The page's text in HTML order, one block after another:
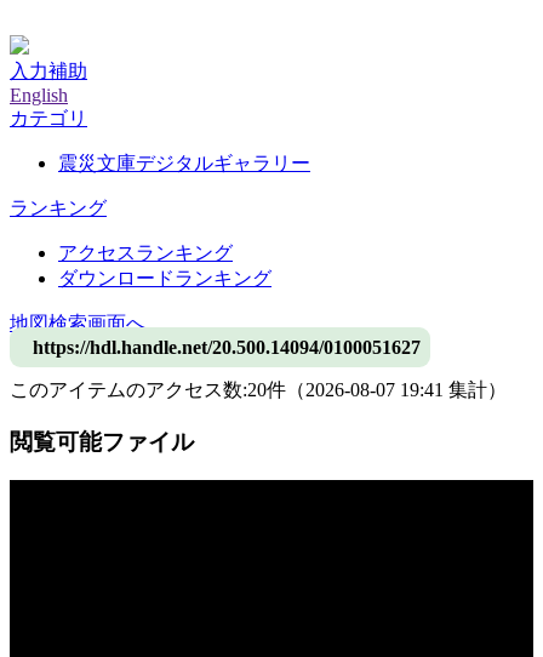
入力補助
English
カテゴリ
震災文庫デジタルギャラリー
ランキング
アクセスランキング
ダウンロードランキング
地図検索画面へ
https://hdl.handle.net/20.500.14094/0100051627
このアイテムのアクセス数:20件 （2026-08-07 19:41 集計）
閲覧可能ファイル